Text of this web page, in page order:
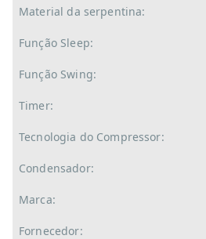
Material da serpentina:
Função Sleep:
Função Swing:
Timer:
Tecnologia do Compressor:
Condensador:
Marca:
Fornecedor: